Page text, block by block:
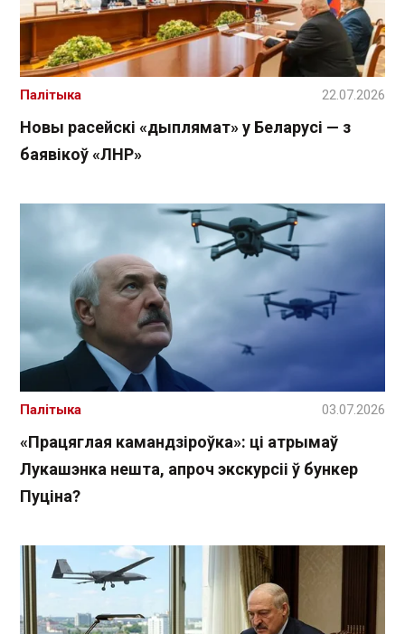
Новы расейскі «дыплямат» у Беларусі — з
баявікоў «ЛНР»
Палітыка 22.07.2026
«Працяглая камандзіроўка»: ці атрымаў
Лукашэнка нешта, апроч экскурсіі ў бункер
Пуціна?
Палітыка 03.07.2026